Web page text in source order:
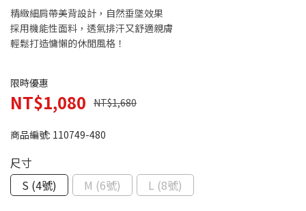
精緻細肩帶美背設計，自然垂墜效果
採用機能性面料，透氣排汗又舒適親膚
輕鬆打造慵懶的休閒風格！
限時優惠
NT$1,080 NT$1,680
商品編號: 110749-480
尺寸
S (4號)
M (6號) L (8號)